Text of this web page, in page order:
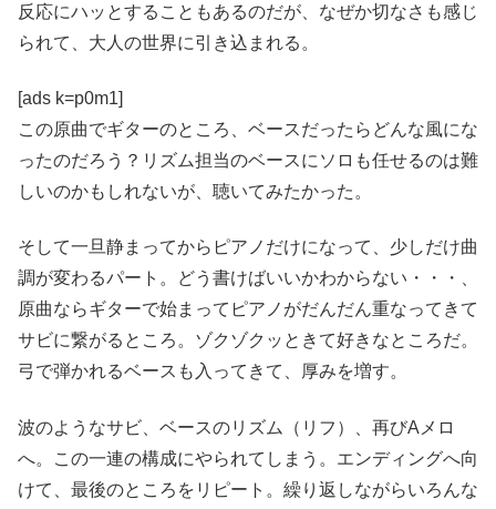
反応にハッとすることもあるのだが、なぜか切なさも感じ
られて、大人の世界に引き込まれる。
[ads k=p0m1]
この原曲でギターのところ、ベースだったらどんな風にな
ったのだろう？リズム担当のベースにソロも任せるのは難
しいのかもしれないが、聴いてみたかった。
そして一旦静まってからピアノだけになって、少しだけ曲
調が変わるパート。どう書けばいいかわからない・・・、
原曲ならギターで始まってピアノがだんだん重なってきて
サビに繋がるところ。ゾクゾクッときて好きなところだ。
弓で弾かれるベースも入ってきて、厚みを増す。
波のようなサビ、ベースのリズム（リフ）、再びAメロ
へ。この一連の構成にやられてしまう。エンディングへ向
けて、最後のところをリピート。繰り返しながらいろんな